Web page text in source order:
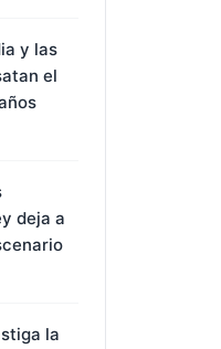
y las
el
deja a
la